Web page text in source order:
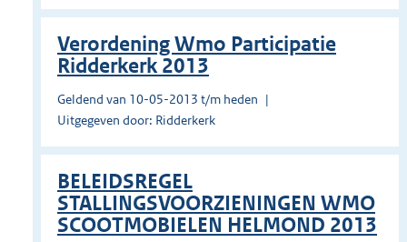
Verordening Wmo Participatie
Ridderkerk 2013
Geldend van 10-05-2013 t/m heden
Uitgegeven door: Ridderkerk
BELEIDSREGEL
STALLINGSVOORZIENINGEN WMO
SCOOTMOBIELEN HELMOND 2013